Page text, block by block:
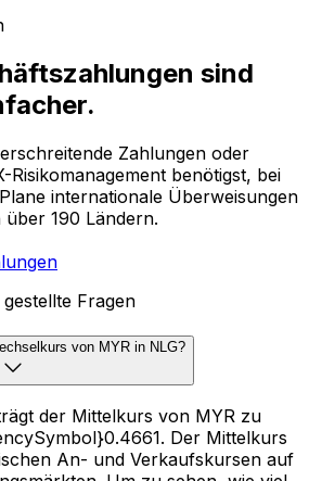
sind
Zahlungen oder
Risikomanagement benötigst, bei
internationale Überweisungen
190 Ländern.
Fragen
von MYR in NLG?
der Mittelkurs von MYR zu
Der Mittelkurs
An- und Verkaufskursen auf